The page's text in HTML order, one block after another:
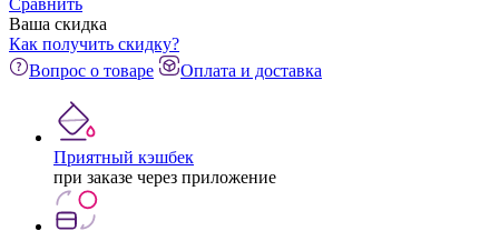
Ваша скидка
Как получить скидку?
Вопрос о товаре
Оплата и доставка
Приятный кэшбек
при заказе через приложение